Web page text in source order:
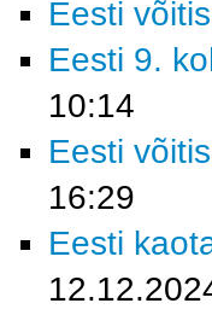
Eesti
Eesti 9.
10:14
Eesti
16:29
Eesti